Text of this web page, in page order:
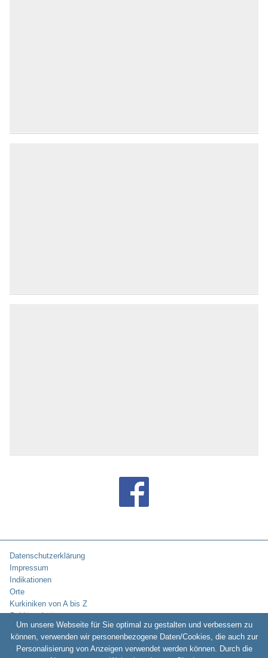
Datenschutzerklärung
Impressum
Indikationen
Orte
Kurkiniken von A bis Z
Schlüsselwörter
Copyright © 2010-2026: Kurklinikverzeichnis.de -
Um unsere Webseite für Sie optimal zu gestalten und verbessern zu
können, verwenden wir personenbezogene Daten/Cookies, die auch zur
Personalisierung von Anzeigen verwendet werden können. Durch die